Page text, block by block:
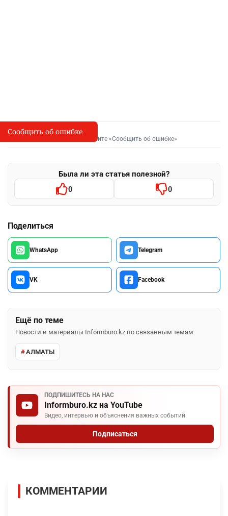
I
Сообщить об опечатке
Выделите фрагмент и нажмите «Сообщить об ошибке»
Была ли эта статья полезной?
0 0
Поделиться
WhatsApp Telegram
VK Facebook
Ещё по теме
Новости и материалы Informburo.kz по связанным темам
АЛМАТЫ
ПОДПИШИТЕСЬ НА НАС
Informburo.kz на YouTube
Видео, интервью и объяснения важных событий.
Подписаться
Сообщить об ошибке
КОММЕНТАРИИ